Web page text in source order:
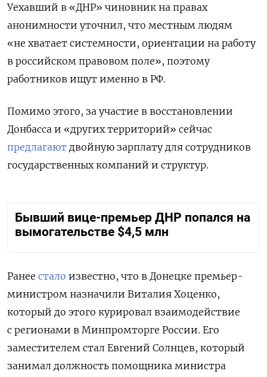
Уехавший в «ДНР» чиновник на правах
анонимности уточнил, что местным людям
«не хватает системности, ориентации на работу
в российском правовом поле», поэтому
работников ищут именно в РФ.
Помимо этого, за участие в восстановлении
Донбасса и «других территорий» сейчас
предлагают двойную зарплату для сотрудников
государственных компаний и структур.
Бывший вице-премьер ДНР попался на
вымогательстве $4,5 млн
Ранее стало известно, что в Донецке премьер-
министром назначили Виталия Хоценко,
который до этого курировал взаимодействие
с регионами в Минпромторге России. Его
заместителем стал Евгений Солнцев, который
занимал должность помощника министра